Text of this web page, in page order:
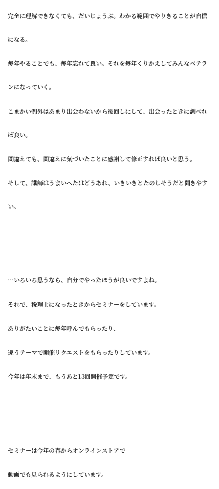
完全に理解できなくても、だいじょうぶ。わかる範囲でやりきることが自信
になる。
毎年やることでも、毎年忘れて良い。それを毎年くりかえしてみんなベテラ
ンになっていく。
こまかい例外はあまり出会わないから後回しにして、出会ったときに調べれ
ば良い。
間違えても、間違えに気づいたことに感謝して修正すれば良いと思う。
そして、講師はうまいへたはどうあれ、いきいきとたのしそうだと聞きやす
い。
…いろいろ思うなら、自分でやったほうが良いですよね。
それで、税理士になったときからセミナーをしています。
ありがたいことに毎年呼んでもらったり、
違うテーマで開催リクエストをもらったりしています。
今年は年末まで、もうあと13回開催予定です。
セミナーは今年の春からオンラインストアで
動画でも見られるようにしています。